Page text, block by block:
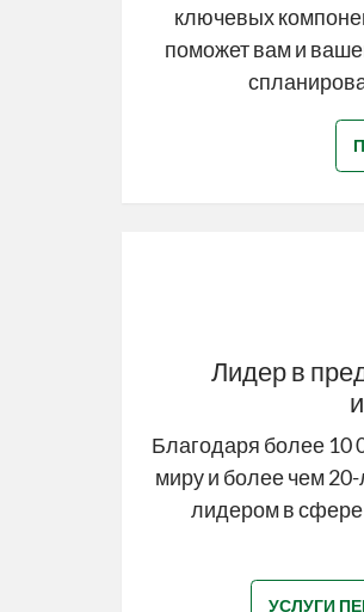
ключевых
поможет вам и
Лидер в
Благодаря более 10
миру и более чем
лидером в сфере
УСЛУГИ